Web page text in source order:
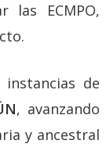
las ECMPO,
instancias de
, avanzando
y ancestral